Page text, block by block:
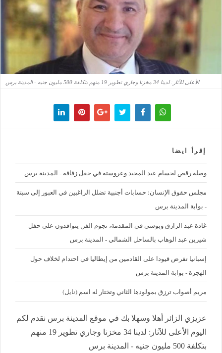
الأعلى للآثار: لدينا 34 مخزنا وجاري تطوير 19 منهم بتكلفة 500 مليون جنيه - المدينة برس
إقرأ ايضا
وصلة رقص لحسام عبد المجيد وعروسته في حفل زفافه - المدينة برس
مجلس حقوق الإنسان: حسابات أجنبية تضلل الراغبين في العبور إلى سبتة
- بوابة المدينة برس
غادة عبد الرازق وبوسي في المقدمة، نجوم الفن يتوافدون على حفل
شيرين عبد الوهاب بالساحل الشمالي - المدينة برس
إسبانيا تفرض قيودا على القادمين من إيطاليا في احتدام لخلاف حول
الهجرة - بوابة المدينة برس
مريم أصواب ترزق بمولودها الثاني وتختار له اسم (نايل)
عزيزي الزائر أهلا وسهلا بك في موقع المدينة برس نقدم لكم
اليوم الأعلى للآثار: لدينا 34 مخزنا وجاري تطوير 19 منهم
بتكلفة 500 مليون جنيه - المدينة برس